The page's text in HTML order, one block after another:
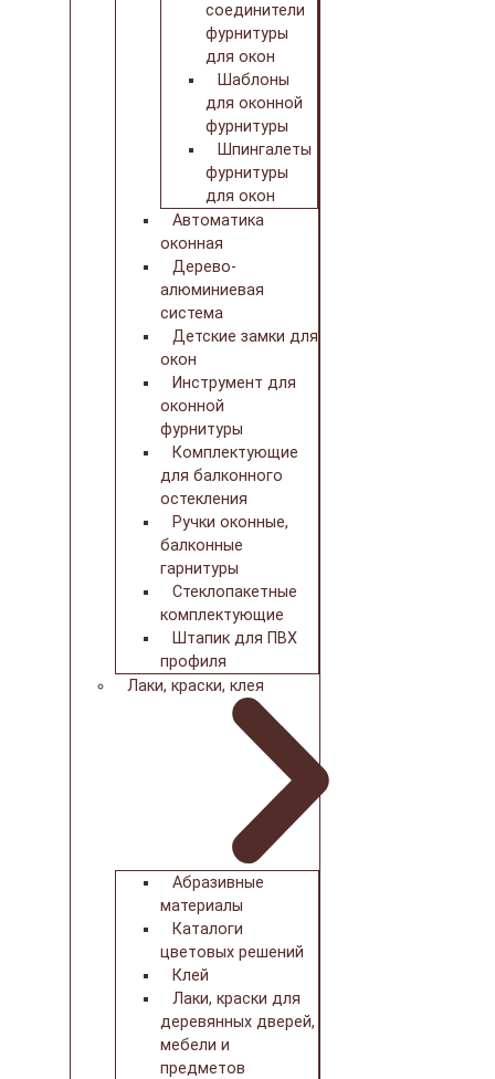
соединители
фурнитуры
для окон
Шаблоны
для оконной
фурнитуры
Шпингалеты
фурнитуры
для окон
Автоматика
оконная
Дерево-
алюминиевая
система
Детские замки для
окон
Инструмент для
оконной
фурнитуры
Комплектующие
для балконного
остекления
Ручки оконные,
балконные
гарнитуры
Стеклопакетные
комплектующие
Штапик для ПВХ
профиля
Лаки, краски, клея
Абразивные
материалы
Каталоги
цветовых решений
Клей
Лаки, краски для
деревянных дверей,
мебели и
предметов